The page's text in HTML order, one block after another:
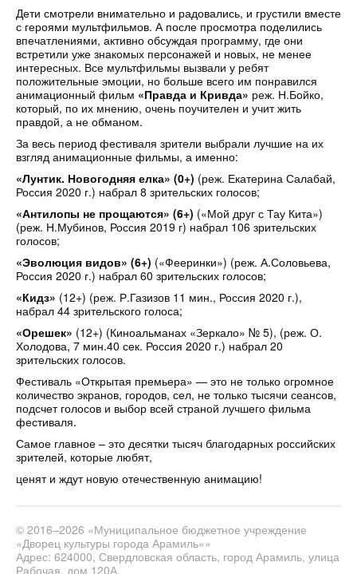
Дети смотрели внимательно и радовались, и грустили вместе
с героями мультфильмов. А после просмотра поделились
впечатлениями, активно обсуждая программу, где они
встретили уже знакомых персонажей и новых, не менее
интересных. Все мультфильмы вызвали у ребят
положительные эмоции, но больше всего им понравился
анимационный фильм «Правда и Кривда» реж. Н.Бойко,
который, по их мнению, очень поучителен и учит жить
правдой, а не обманом.
За весь период фестиваля зрители выбрали лучшие на их
взгляд анимационные фильмы, а именно:
«Лунтик. Новогодняя елка» (0+) (реж. Екатерина Салабай,
Россия 2020 г.) набрал 8 зрительских голосов;
«Антилопы не прощаются» (6+) («Мой друг с Тау Кита»)
(реж. Н.Мубинов, Россия 2019 г) набрал 106 зрительских
голосов;
«Эволюция видов» (6+) («Фееринки») (реж. А.Соловьева,
Россия 2020 г.) набрал 60 зрительских голосов;
«Кидз» (12+) (реж. Р.Газизов 11 мин., Россия 2020 г.),
набрал 44 зрительского голоса;
«Орешек» (12+) (Киноальманах «Зеркало» № 5), (реж. О.
Холодова, 7 мин.40 сек. Россия 2020 г.) набрал 20
зрительских голосов.
Фестиваль «Открытая премьера» — это не только огромное
количество экранов, городов, сел, не только тысячи сеансов,
подсчет голосов и выбор всей страной лучшего фильма
фестиваля.
Самое главное – это десятки тысяч благодарных российских
зрителей, которые любят,
ценят и ждут новую отечественную анимацию!
© 2016–2026 «Муниципальное бюджетное учреждение
«Дворец культуры города Арамиль»»
Адрес: 624000, Свердловская область, город Арамиль, улица
Рабочая, дом 120А.